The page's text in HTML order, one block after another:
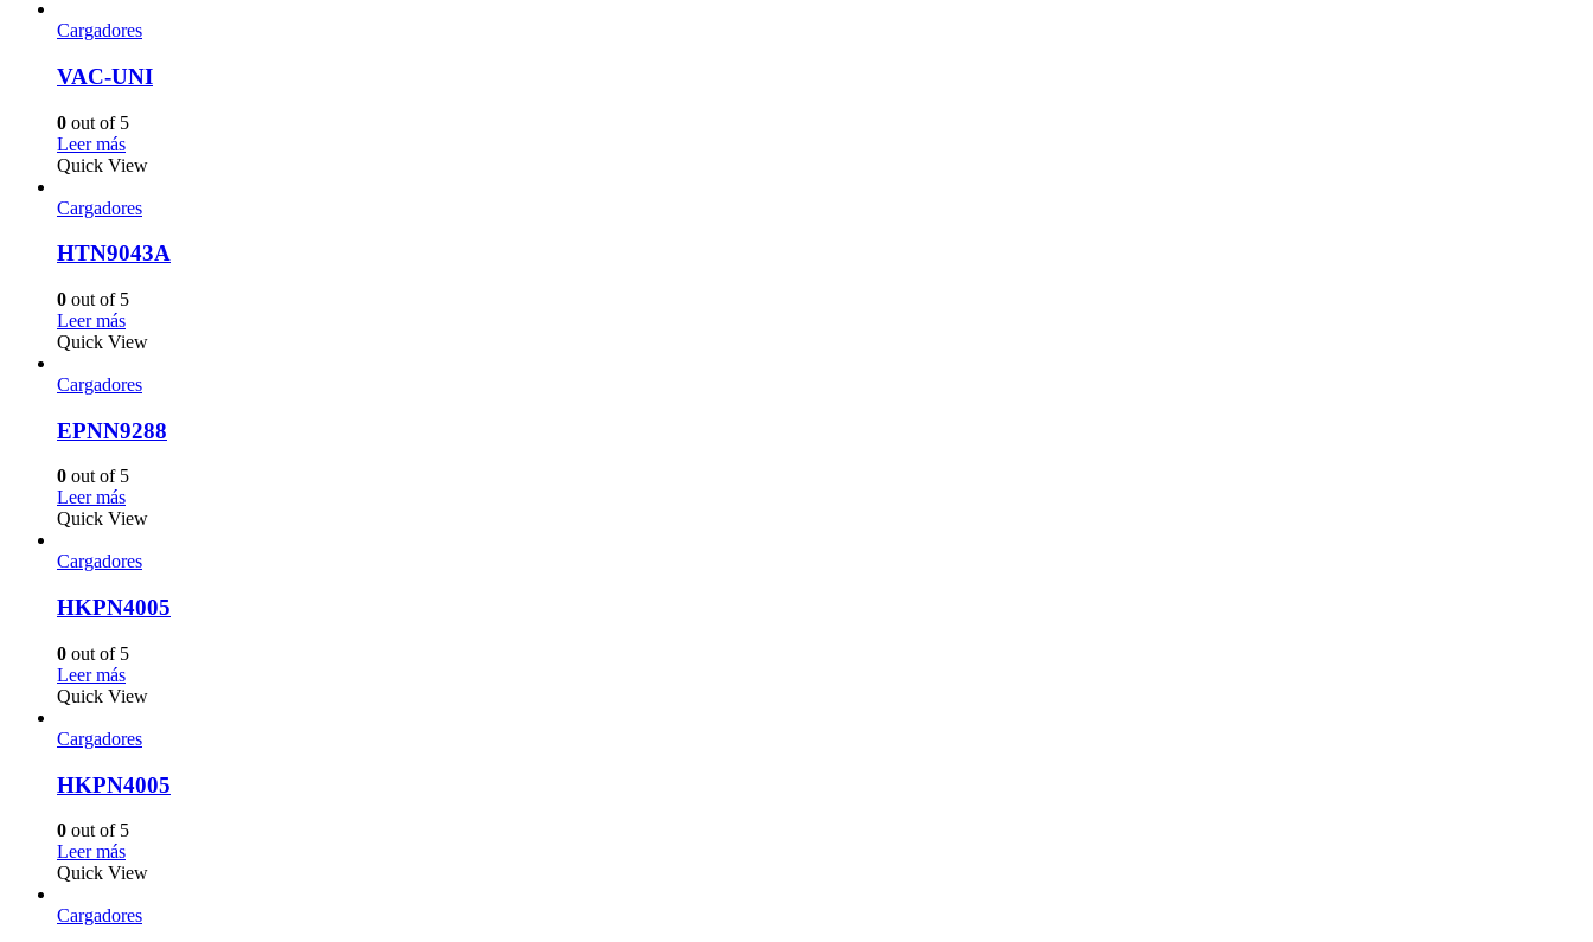
Cargadores
VAC-UNI
0 out of 5
Leer más
Quick View
Cargadores
HTN9043A
0 out of 5
Leer más
Quick View
Cargadores
EPNN9288
0 out of 5
Leer más
Quick View
Cargadores
HKPN4005
0 out of 5
Leer más
Quick View
Cargadores
HKPN4005
0 out of 5
Leer más
Quick View
Cargadores